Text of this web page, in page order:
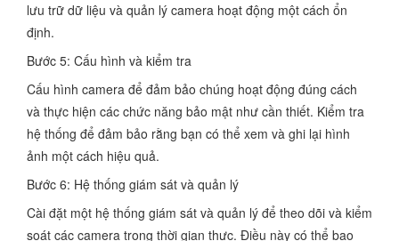
lưu trữ dữ liệu và quản lý camera hoạt động một cách ổn
định.
Bước 5: Cấu hình và kiểm tra
Cấu hình camera để đảm bảo chúng hoạt động đúng cách
và thực hiện các chức năng bảo mật như cần thiết. Kiểm tra
hệ thống để đảm bảo rằng bạn có thể xem và ghi lại hình
ảnh một cách hiệu quả.
Bước 6: Hệ thống giám sát và quản lý
Cài đặt một hệ thống giám sát và quản lý để theo dõi và kiểm
soát các camera trong thời gian thực. Điều này có thể bao